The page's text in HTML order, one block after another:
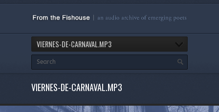
VIERNES-DE-CARNAVAL.MP3
VIERNES-DE-CARNAVAL.MP3